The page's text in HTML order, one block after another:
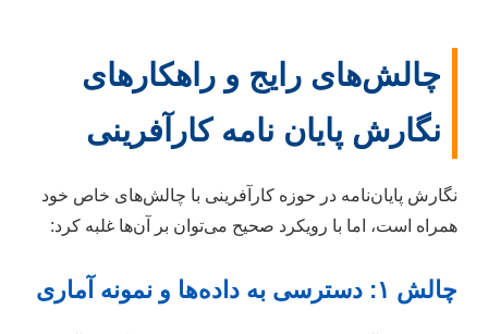
چالش‌های رایج و راهکارهای
نگارش پایان نامه کارآفرینی
نگارش پایان‌نامه در حوزه کارآفرینی با چالش‌های خاص خود
همراه است، اما با رویکرد صحیح می‌توان بر آن‌ها غلبه کرد:
چالش ۱: دسترسی به داده‌ها و نمونه آماری